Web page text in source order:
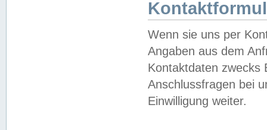
Wenn sie uns per
Angaben aus dem
Kontaktdaten zwecks
Anschlussfragen bei
Einwilligung weiter.